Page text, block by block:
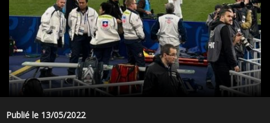
Publié le 13/05/2022